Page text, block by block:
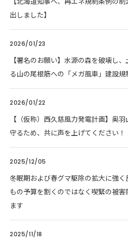
出しました】
2026/01/23
【署名のお願い】水源の森を破壊し
る山の尾根筋への「メガ風車」建設
2026/01/22
【（仮称）西久慈風力発電計画】奥
守るため、共に声を上げてください！
2025/12/05
冬眠期および春グマ駆除の拡大に強
もの予算を割くのではなく喫緊の被
ます
2025/11/18